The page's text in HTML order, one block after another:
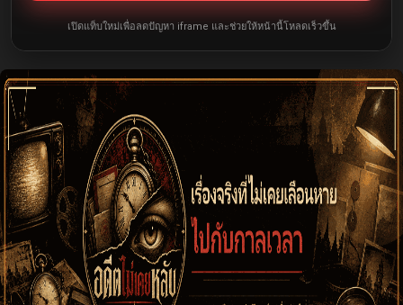
เปิดแท็บใหม่เพื่อลดปัญหา iframe และช่วยให้หน้านี้โหลดเร็วขึ้น